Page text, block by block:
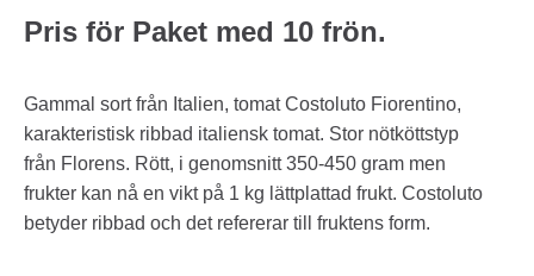
Pris för Paket med 10 frön.
Gammal sort från Italien, tomat Costoluto Fiorentino,
karakteristisk ribbad italiensk tomat. Stor nötköttstyp
från Florens. Rött, i genomsnitt 350-450 gram men
frukter kan nå en vikt på 1 kg lättplattad frukt. Costoluto
betyder ribbad och det refererar till fruktens form.